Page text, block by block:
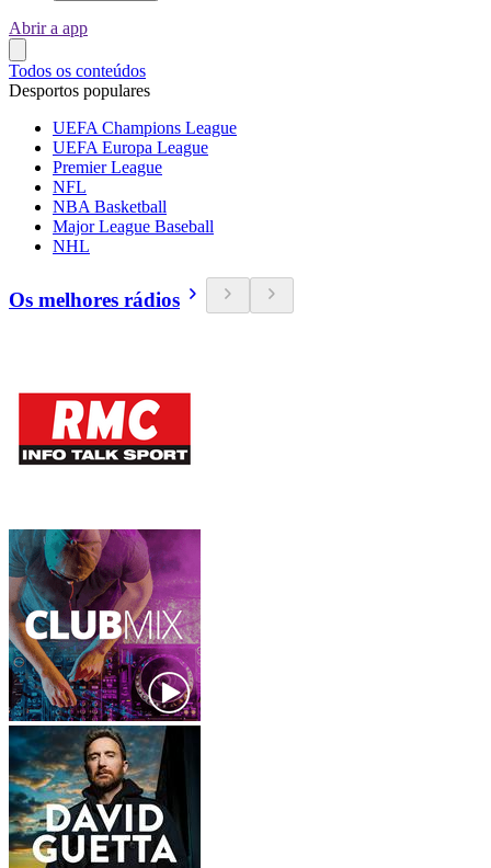
Abrir a app
Todos os conteúdos
Desportos populares
UEFA Champions League
UEFA Europa League
Premier League
NFL
NBA Basketball
Major League Baseball
NHL
Os melhores rádios